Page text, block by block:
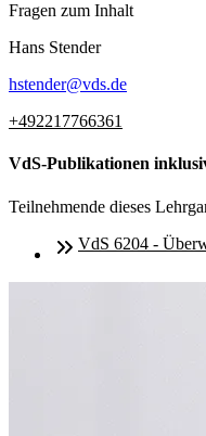
Fragen zum Inhalt
Hans Stender
hstender@vds.de
+492217766361
VdS-Publikationen
Teilnehmende dieses
VdS 6204 -